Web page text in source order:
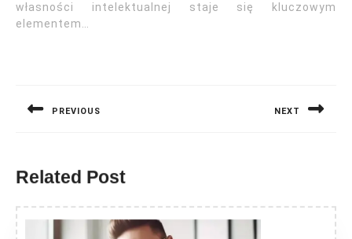
własności intelektualnej staje się kluczowym
elementem…
PREVIOUS NEXT
Related Post